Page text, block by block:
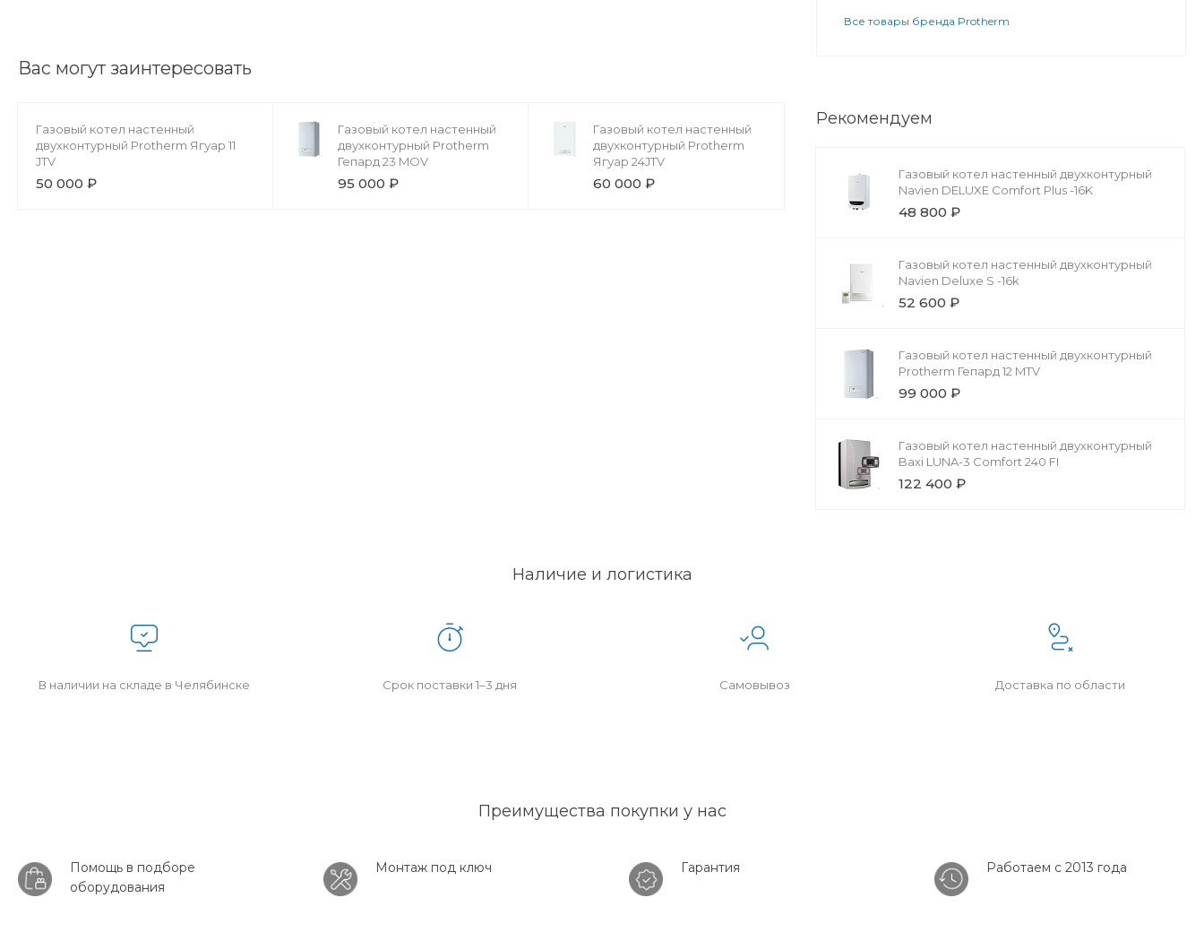
Вас могут заинтересовать
Газовый котел настенный
двухконтурный Protherm Ягуар 11
JTV
50 000 ₽
Газовый котел настенный
двухконтурный Protherm
Гепард 23 MОV
95 000 ₽
Газовый котел настенный
двухконтурный Protherm
Ягуар 24JTV
60 000 ₽
Все товары бренда Protherm
Рекомендуем
Газовый котел настенный двухконтурный
Navien DELUXE Comfort Plus -16K
48 800 ₽
Газовый котел настенный двухконтурный
Navien Deluxe S -16k
52 600 ₽
Газовый котел настенный двухконтурный
Protherm Гепард 12 MTV
99 000 ₽
Газовый котел настенный двухконтурный
Baxi LUNA-3 Comfort 240 FI
122 400 ₽
Наличие и логистика
В наличии на складе в Челябинске Срок поставки 1–3 дня Самовывоз Доставка по области
Преимущества покупки у нас
Помощь в подборе
оборудования
Монтаж под ключ Гарантия Работаем с 2013 года